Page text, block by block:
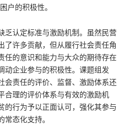
户的积极性。
乏认定标准与激励机制。虽然民营
了许多贡献，但从履行社会责任角
任的意识和能力与大众的期待存在
动企业参与的积极性。课题组发
会责任的评价、监督、激励体系还
合理的评价体系与有效的激励机
的行为予以正面认可，强化其参与
态化支持。